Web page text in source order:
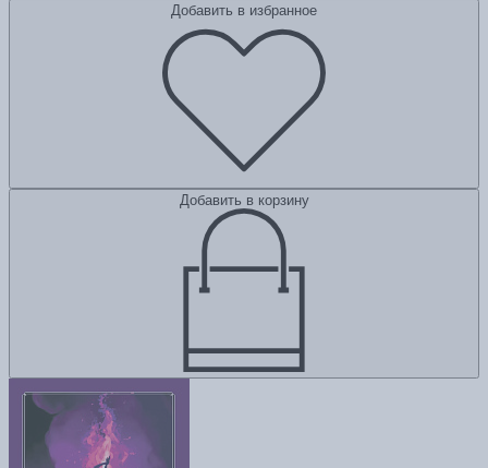
Добавить в избранное
Добавить в корзину